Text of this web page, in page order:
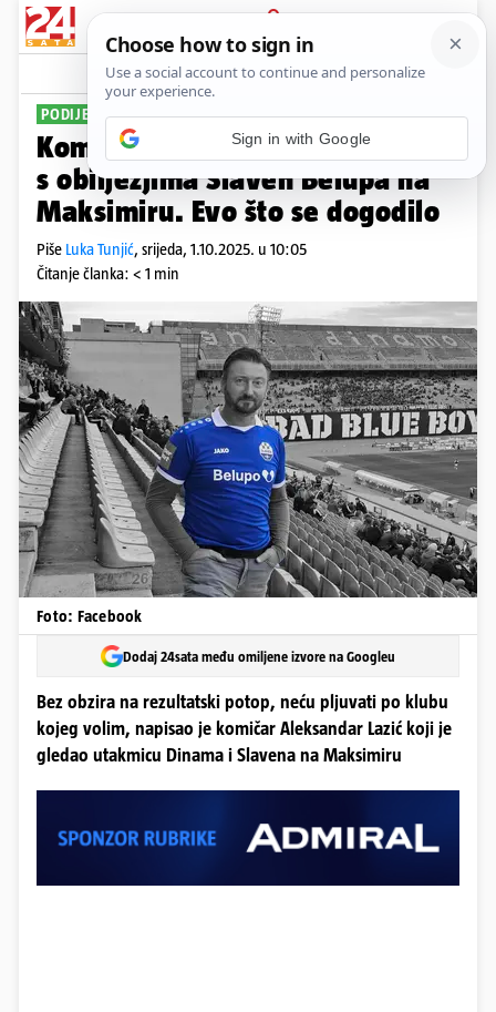
PRIJAVA
Sport Komentari
PODIJELIO JE ISKUSTVO
Komičar: Bio sam jedini navijač
s obilježjima Slaven Belupa na
Maksimiru. Evo što se dogodilo
Piše Luka Tunjić, srijeda, 1.10.2025. u 10:05
Čitanje članka: < 1 min
Foto: Facebook
Dodaj 24sata među omiljene izvore na Googleu
Bez obzira na rezultatski potop, neću pljuvati po klubu
kojeg volim, napisao je komičar Aleksandar Lazić koji je
gledao utakmicu Dinama i Slavena na Maksimiru